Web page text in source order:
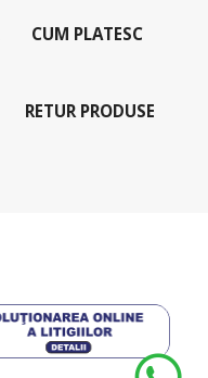
CUM PLATESC
RETUR PRODUSE